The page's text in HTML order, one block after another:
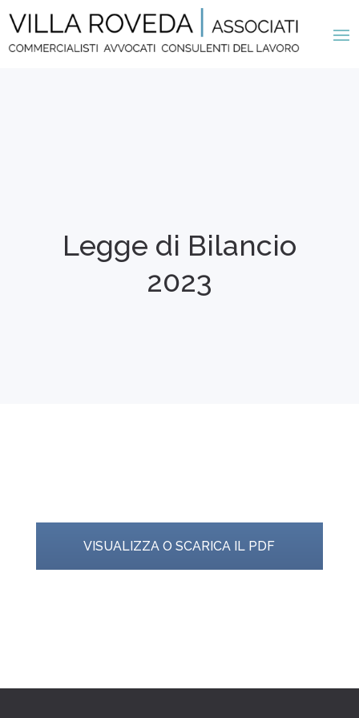
Legge di Bilancio
2023
VISUALIZZA O SCARICA IL PDF